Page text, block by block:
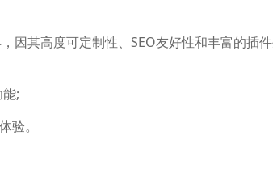
因其高度可定制性、SEO友好性和丰富的插
;
验。